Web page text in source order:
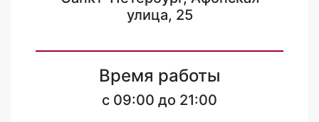
улица, 25
Время работы
c 09:00 до 21:00